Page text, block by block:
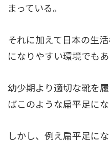
まっている。
それに加えて日本の生
になりやすい環境でもあ
幼少期より適切な靴を
ばこのような扁平足に
しかし、例え扁平足に